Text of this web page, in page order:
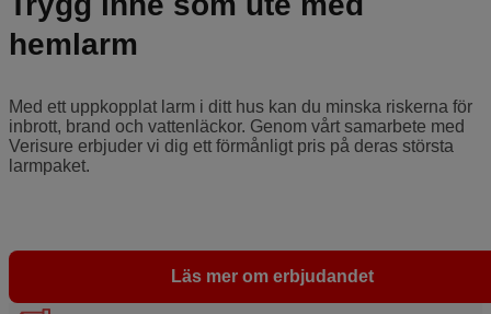
hemlarm
Med ett uppkopplat larm i ditt hus kan du minska riskerna för
inbrott, brand och vattenläckor. Genom vårt samarbete med
Verisure erbjuder vi dig ett förmånligt pris på deras största
larmpaket.
Läs mer om erbjudandet